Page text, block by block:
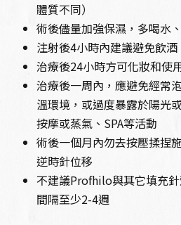
體質不同）
術後儘量加強保濕，多喝水
注射後4小時內建議避免飲酒
治療後24小時方可化妝和使
治療後一周內，應避免經常
溫環境，或過度暴露於陽光
按摩或蒸氣、SPA等活動
術後一個月內勿去按壓揉捏
逆時針位移
不建議Profhilo與其它填充
間隔至少2-4週